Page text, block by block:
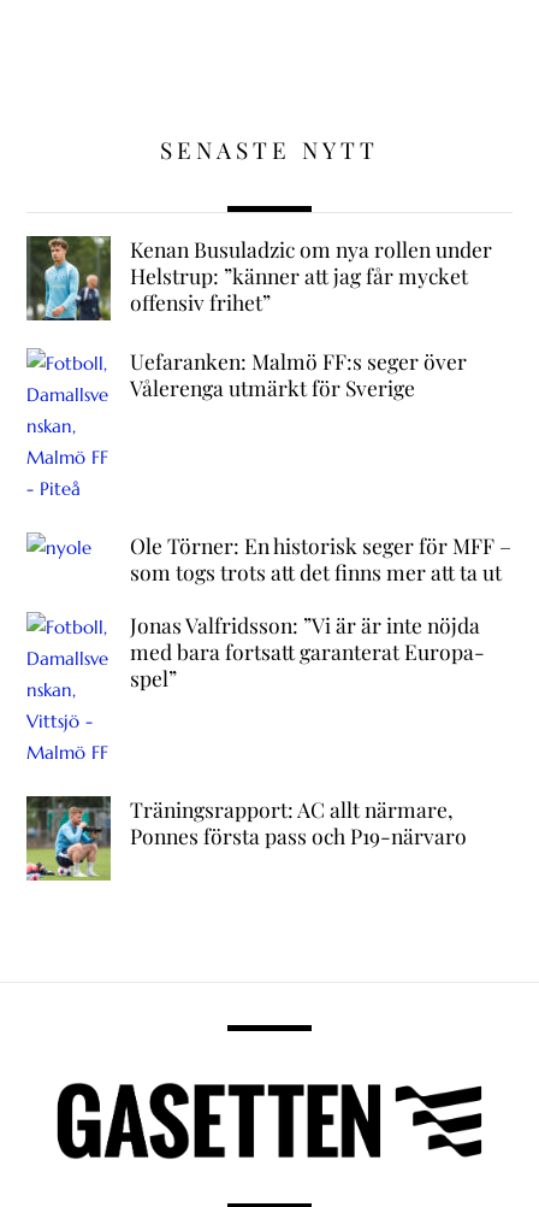
SENASTE NYTT
Kenan Busuladzic om nya rollen under
Helstrup: ”känner att jag får mycket
offensiv frihet”
Uefaranken: Malmö FF:s seger över
Vålerenga utmärkt för Sverige
Ole Törner: En historisk seger för MFF –
som togs trots att det finns mer att ta ut
Jonas Valfridsson: ”Vi är är inte nöjda
med bara fortsatt garanterat Europa-
spel”
Träningsrapport: AC allt närmare,
Ponnes första pass och P19-närvaro